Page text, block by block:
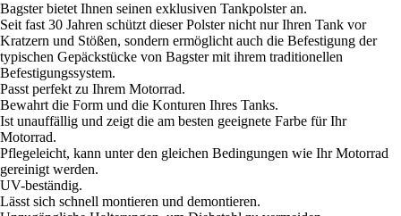
Bagster bietet Ihnen seinen exklusiven Tankpolster an.
Seit fast 30 Jahren schützt dieser Polster nicht nur Ihren Tank vor
Kratzern und Stößen, sondern ermöglicht auch die Befestigung der
typischen Gepäckstücke von Bagster mit ihrem traditionellen
Befestigungssystem.
Passt perfekt zu Ihrem Motorrad.
Bewahrt die Form und die Konturen Ihres Tanks.
Ist unauffällig und zeigt die am besten geeignete Farbe für Ihr
Motorrad.
Pflegeleicht, kann unter den gleichen Bedingungen wie Ihr Motorrad
gereinigt werden.
UV-beständig.
Lässt sich schnell montieren und demontieren.